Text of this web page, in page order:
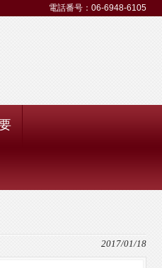
電話番号：06-6948-6105
2017/01/18